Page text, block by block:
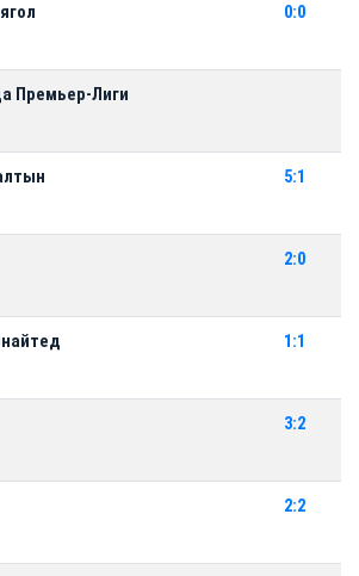
0:0
Премьер-Лиги
5:1
2:0
1:1
3:2
2:2